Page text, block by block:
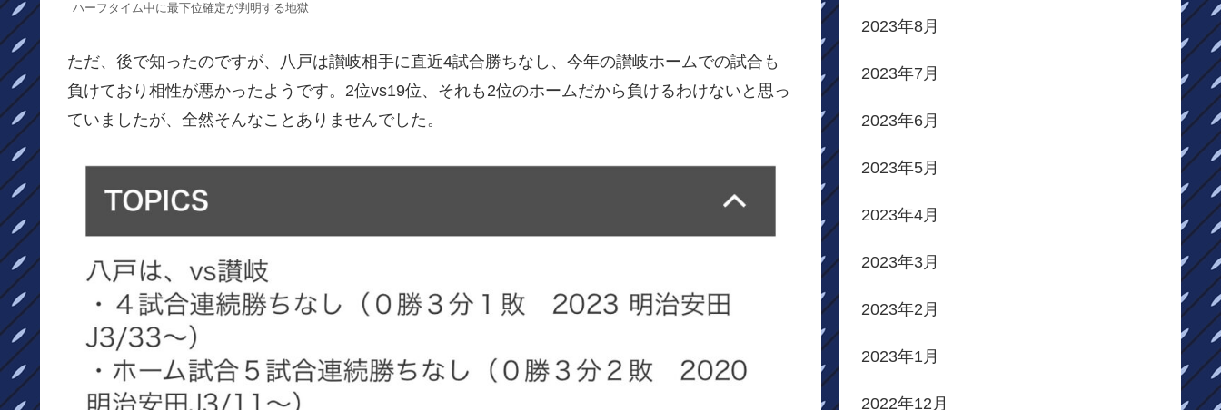
ハーフタイム中に最下位確定が判明する地獄
ただ、後で知ったのですが、八戸は讃岐相手に直近4試合勝ちなし、今年の讃岐ホームでの試合も
負けており相性が悪かったようです。2位vs19位、それも2位のホームだから負けるわけないと思っ
ていましたが、全然そんなことありませんでした。
2023年8月
2023年7月
2023年6月
2023年5月
2023年4月
2023年3月
2023年2月
2023年1月
2022年12月